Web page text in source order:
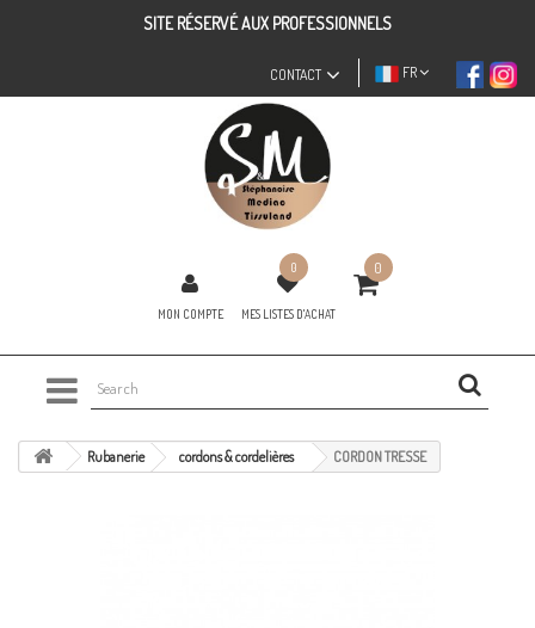
SITE RÉSERVÉ AUX PROFESSIONNELS
FR
CONTACT
MON COMPTE
0
MES LISTES D'ACHAT
0
Rubanerie cordons & cordelières CORDON TRESSE